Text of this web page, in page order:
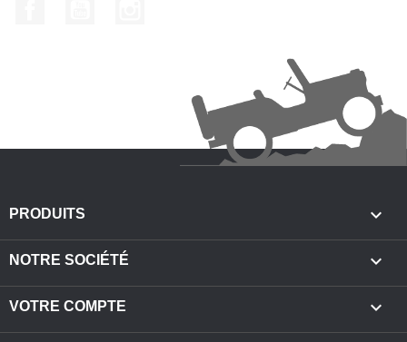
PRODUITS 
NOTRE SOCIÉTÉ 
VOTRE COMPTE 